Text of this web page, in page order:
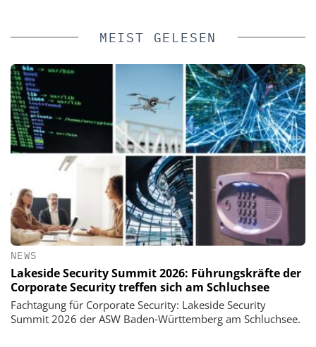
MEIST GELESEN
NEWS
Lakeside Security Summit 2026: Führungskräfte der
Corporate Security treffen sich am Schluchsee
Fachtagung für Corporate Security: Lakeside Security
Summit 2026 der ASW Baden‑Württemberg am Schluchsee.